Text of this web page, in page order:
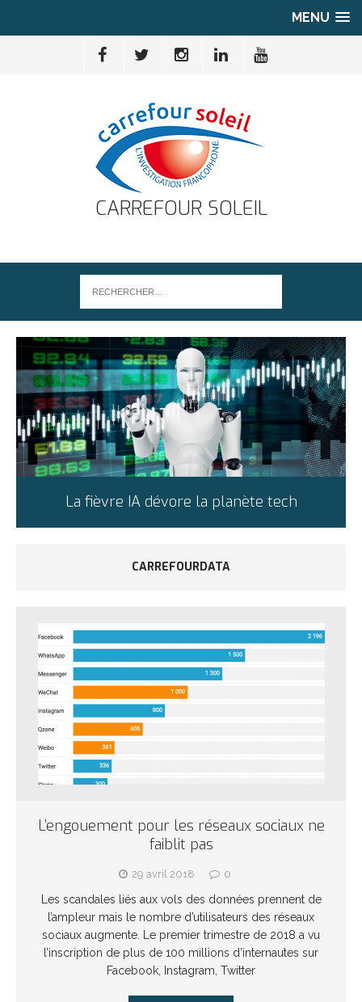
MENU
CARREFOUR SOLEIL
La fièvre IA dévore la planète tech
CARREFOURDATA
L’engouement pour les réseaux sociaux ne
faiblit pas
29 avril 2018 0
Les scandales liés aux vols des données prennent de
l’ampleur mais le nombre d’utilisateurs des réseaux
sociaux augmente. Le premier trimestre de 2018 a vu
l’inscription de plus de 100 millions d’internautes sur
Facebook, Instagram, Twitter